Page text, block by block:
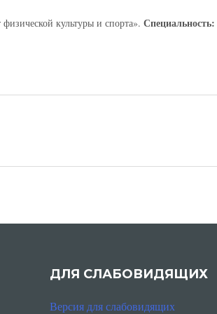
культуры и спорта». Специальность:
ДЛЯ СЛАБОВИДЯЩИХ
Версия для слабовидящих